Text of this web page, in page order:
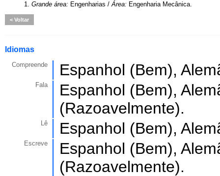
1. Grande área: Engenharias /Área: Engenharia Mecânica.
Voltar
Idiomas
Compreende Espanhol (Bem),
Fala
Espanhol (Bem),
(Razoavelmente).
Lê Espanhol (Bem),
Escreve
Espanhol (Bem),
(Razoavelmente).